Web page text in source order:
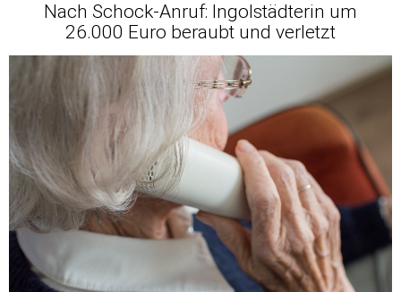
Nach Schock-Anruf: Ingolstädterin um
26.000 Euro beraubt und verletzt